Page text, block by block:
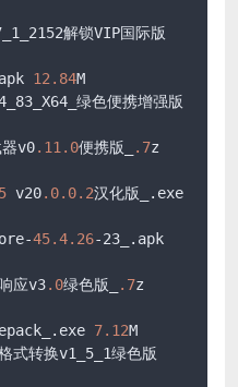
解锁VIP国际版
12.84M
绿色便携增强版
v0.11 .0便携版_ .7
v20.0.0.2
45.4.26
应v3.0绿色版_ .7
7.12M
转换v1_5_1绿色版